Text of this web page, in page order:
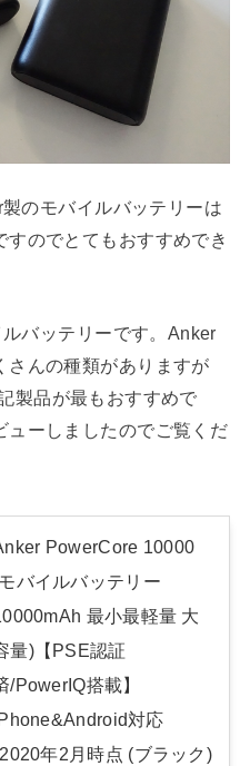
のモバイルバッテリーは
すのでとてもおすすめでき
バッテリーです。Anker
さんの種類がありますが
製品が最もおすすめで
ューしましたのでご覧くだ
PowerCore 10000
バイルバッテリー
最小最軽量 大
量)【PSE認証
/PowerIQ搭載】
対応
年2月時点 (ブラック)